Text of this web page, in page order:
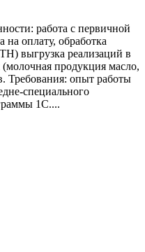
работа с первичной
оплату, обработка
выгрузка реализаций в
продукция масло,
Требования: опыт работы
специального
1С....